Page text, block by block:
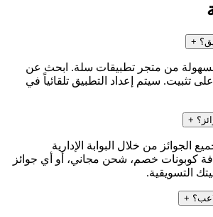
+
بسهولة من متجر تطبيقات سلة. ابحث عن
تثبيت. سيتم إعداد التطبيق تلقائياً في
+
الجوائز من خلال البوابة الإدارية
كوبونات خصم، شحن مجاني، أو أي جوائز
التسويقية.
+